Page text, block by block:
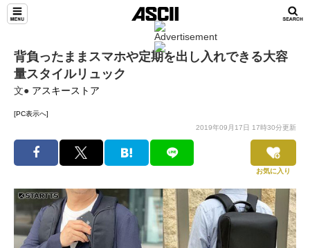
背負ったままスマホや定期を出し入れできる大容
量スタイルリュック
文● アスキーストア
[PC表示へ]
2019年09月17日 17時30分更新
お気に入り